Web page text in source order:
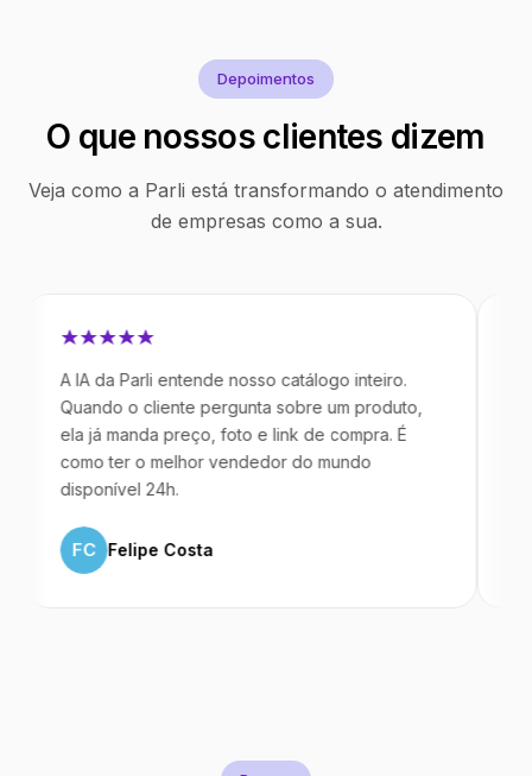
Depoimentos
O que nossos clientes dizem
Veja como a Parli está transformando o atendimento
de empresas como a sua.
IA da Parli entende nosso catálogo inteiro.
o cliente pergunta sobre um produto,
já manda preço, foto e link de compra. É
ter o melhor vendedor do mundo
24h.
Felipe Costa